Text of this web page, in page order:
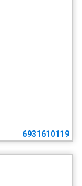
6931610119